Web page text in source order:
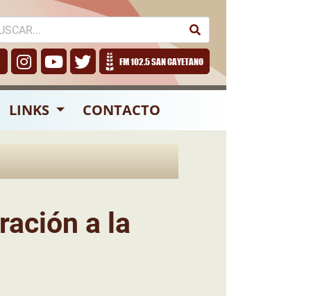
FM 102.5 SAN CAYETANO
LINKS CONTACTO
a la